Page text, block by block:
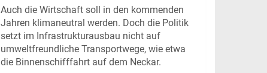
Auch die Wirtschaft soll in den kommenden
Jahren klimaneutral werden. Doch die Politik
setzt im Infrastrukturausbau nicht auf
umweltfreundliche Transportwege, wie etwa
die Binnenschifffahrt auf dem Neckar.